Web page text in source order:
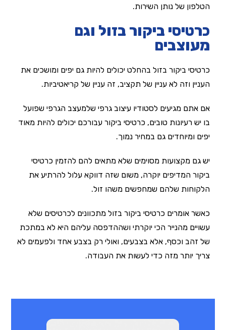
הטלפון של נותן השירות.
כרטיסי ביקור בזול וגם
מעוצבים
כרטיסי ביקור בזול בהחלט יכולים להיות גם יפים ומושכים את
העניין וזה לא עניין של תקציב, זה עניין של קריאטיביות.
אם אתם מגיעים לסטודיו עיצוב גרפי שלמעצב הגרפי שפועל
בו יש רעיונות טובים, כרטיסי ביקור עבורכם יכולים להיות מאוד
יפים ומיוחדים גם במחיר נמוך.
יש גם מקצועות מסוימים שלא מתאים להם להזמין כרטיסי
ביקור המדיפים יוקרה, משום שזה דווקא עלול להרתיע את
הלקוחות שלהם שמחפשים משהו זול.
כאשר אומרים כרטיסי ביקור בזול מתכוונים לכרטיסים שלא
עשויים מהנייר הכי יוקרתי ושההדפסה עליהם היא לא במתכת
של זהב וכסף, אלא בצבעים, ואולי רק בצבע אחד ולפעמים לא
צריך יותר מזה כדי לעשות את העבודה.